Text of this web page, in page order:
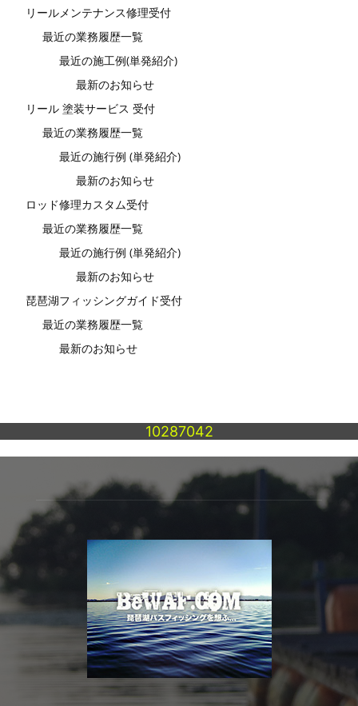
リールメンテナンス修理受付
最近の業務履歴一覧
最近の施工例(単発紹介)
最新のお知らせ
リール 塗装サービス 受付
最近の業務履歴一覧
最近の施行例 (単発紹介)
最新のお知らせ
ロッド修理カスタム受付
最近の業務履歴一覧
最近の施行例 (単発紹介)
最新のお知らせ
琵琶湖フィッシングガイド受付
最近の業務履歴一覧
最新のお知らせ
10287042